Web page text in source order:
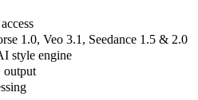
1.0, Veo 3.1, Seedance 1.5 & 2.0
style engine
output